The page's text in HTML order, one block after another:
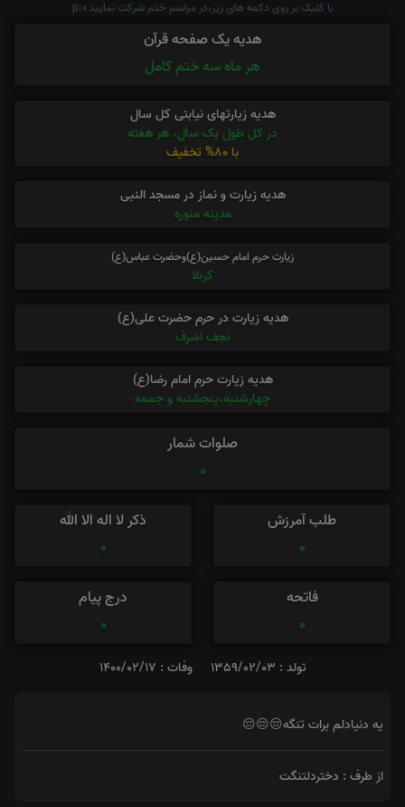
با کلیک بر روی دکمه های زیر،در مراسم ختم شرکت نمایید p:0
هدیه یک صفحه قرآن
هر ماه سه ختم کامل
هدیه زیارتهای نیابتی کل سال
در کل طول یک سال، هر هفته
با 80% تخفیف
هدیه زیارت و نماز در مسجد النبی
مدینه منوره
زیارت حرم امام حسین(ع)وحضرت عباس(ع)
کربلا
هدیه زیارت در حرم حضرت علی(ع)
نجف اشرف
هدیه زیارت حرم امام رضا(ع)
چهارشنبه،پنجشنبه و جمعه
صلوات شمار
0
طلب آمرزش
0
ذکر لا اله الا الله
0
فاتحه
0
درج پیام
0
تولد : 1359/02/03 وفات : 1400/02/17
یه دنیادلم برات تنگه😔😔😔
از طرف : دختردلتنگت